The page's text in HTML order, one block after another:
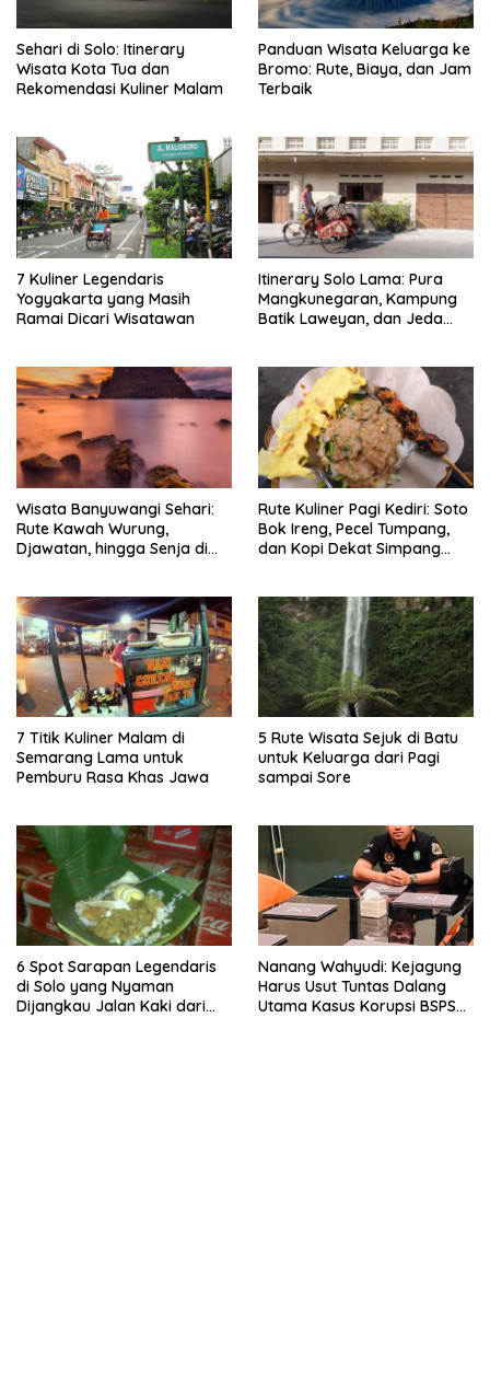
Sehari di Solo: Itinerary
Wisata Kota Tua dan
Rekomendasi Kuliner Malam
Panduan Wisata Keluarga ke
Bromo: Rute, Biaya, dan Jam
Terbaik
7 Kuliner Legendaris
Yogyakarta yang Masih
Ramai Dicari Wisatawan
Itinerary Solo Lama: Pura
Mangkunegaran, Kampung
Batik Laweyan, dan Jeda
Wisata Banyuwangi Sehari:
Rute Kawah Wurung,
Djawatan, hingga Senja di
Rute Kuliner Pagi Kediri: Soto
Bok Ireng, Pecel Tumpang,
dan Kopi Dekat Simpang
7 Titik Kuliner Malam di
Semarang Lama untuk
Pemburu Rasa Khas Jawa
5 Rute Wisata Sejuk di Batu
untuk Keluarga dari Pagi
sampai Sore
6 Spot Sarapan Legendaris
di Solo yang Nyaman
Dijangkau Jalan Kaki dari
Nanang Wahyudi: Kejagung
Harus Usut Tuntas Dalang
Utama Kasus Korupsi BSPS